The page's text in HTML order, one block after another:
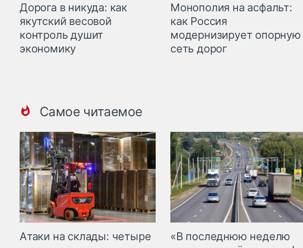
Дорога в никуда: как
якутский весовой
контроль душит
экономику
Монополия на асфальт:
как Россия
модернизирует опорную
сеть дорог
Самое читаемое
Атаки на склады: четыре
«В последнюю неделю